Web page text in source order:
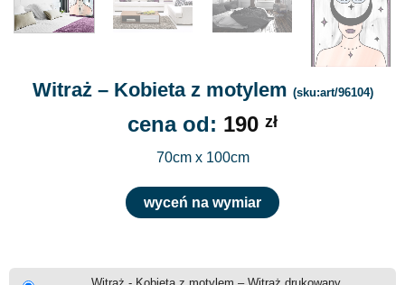
Witraż – Kobieta z motylem (sku:art/96104)
cena od: 190 zł
70cm x 100cm
wyceń na wymiar